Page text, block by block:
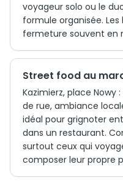
voyageur solo ou le
formule organisée.
fermeture souvent en
Street food au
Kazimierz, place Nowy
de rue, ambiance
idéal pour grignoter
dans un restaurant.
surtout ceux qui
composer leur propre